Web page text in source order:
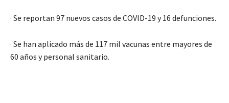
· Se reportan 97 nuevos casos de COVID-19 y 16 defunciones.
· Se han aplicado más de 117 mil vacunas entre mayores de
60 años y personal sanitario.